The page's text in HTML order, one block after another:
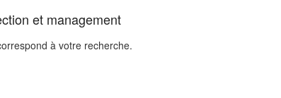
et management
à votre recherche.